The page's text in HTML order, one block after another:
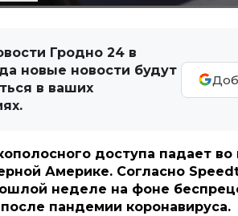
Гродно 24 в
новые новости будут
в ваших
доступа падает во
Америке. Согласно
неделе на фоне
пандемии коронавируса.